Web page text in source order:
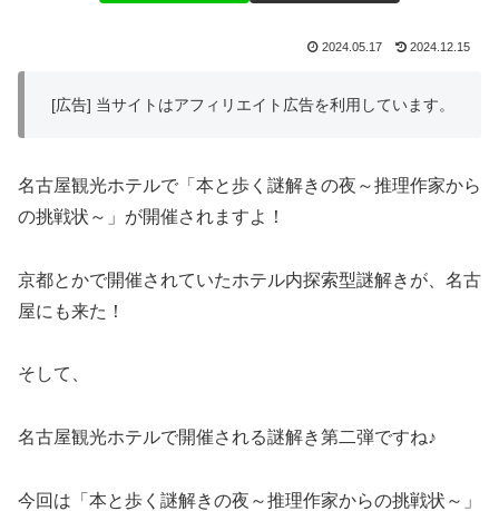
2024.05.17 2024.12.15
[広告] 当サイトはアフィリエイト広告を利用しています。
名古屋観光ホテルで「本と歩く謎解きの夜～推理作家から
の挑戦状～」が開催されますよ！
京都とかで開催されていたホテル内探索型謎解きが、名古
屋にも来た！
そして、
名古屋観光ホテルで開催される謎解き第二弾ですね♪
今回は「本と歩く謎解きの夜～推理作家からの挑戦状～」